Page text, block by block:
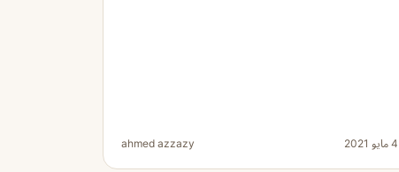
4 مايو 2021 ahmed azzazy